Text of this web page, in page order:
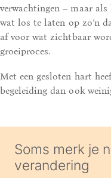
verwachtingen – maar
wat los te laten op zo’n
af voor wat zichtbaar
groeiproces.
Met een gesloten hart
begeleiding dan ook
Soms merk je
verandering